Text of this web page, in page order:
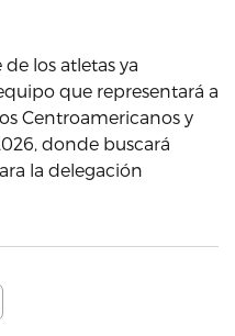
los atletas ya
que representará a
Centroamericanos y
donde buscará
la delegación